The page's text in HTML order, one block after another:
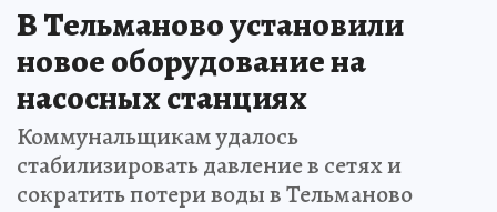
В Тельманово установили
новое оборудование на
насосных станциях
Коммунальщикам удалось
стабилизировать давление в сетях и
сократить потери воды в Тельманово